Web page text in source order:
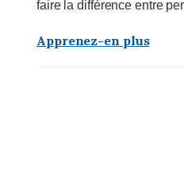
faire la différence entre
Apprenez-en plus